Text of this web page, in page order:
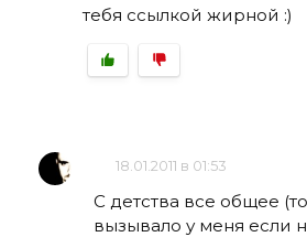
тебя ссылкой жирной :)
18.01.2011 в 01:53
C детства все общее
вызывало у меня если